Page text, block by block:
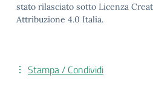
stato rilasciato sotto Licenza
Attribuzione 4.0 Italia.
Stampa / Condividi